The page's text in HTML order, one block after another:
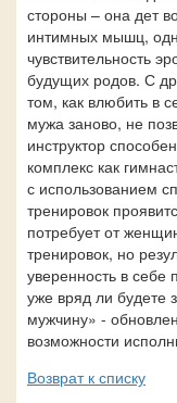
стороны – она дет
интимных мышц,
чувствительность
будущих родов. С
том, как влюбить в
мужа заново, не
инструктор
комплекс как
с использованием
тренировок
потребует от
тренировок, но
уверенность в
уже вряд ли будете
мужчину» -
возможности
Возврат к списку